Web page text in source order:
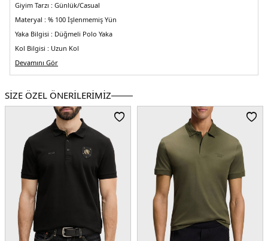
Giyim Tarzı : Günlük/Casual
Materyal : % 100 İşlenmemiş Yün
Yaka Bilgisi : Düğmeli Polo Yaka
Kol Bilgisi : Uzun Kol
Kalıp Bilgisi :Regular Fit
Manken Ölçüsü :&Boy : 1.88 cm / Beden : M
5DE150476357001.07
Devamını Gör
SİZE ÖZEL ÖNERİLERİMİZ